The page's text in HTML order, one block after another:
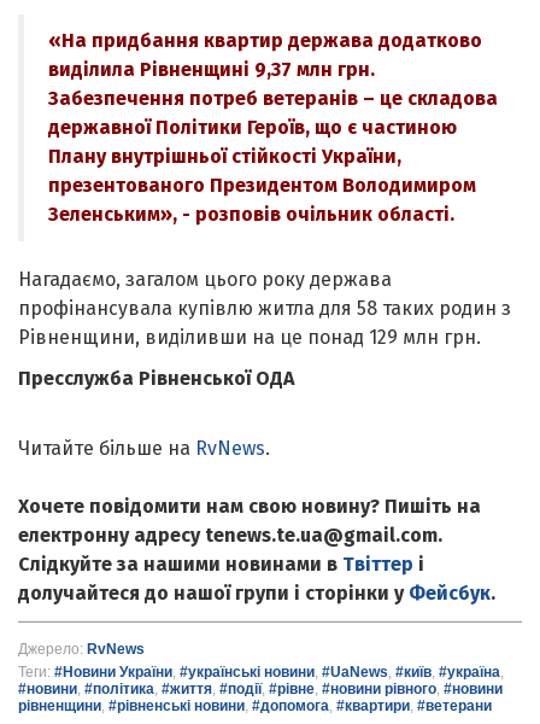
«На придбання квартир держава додатково
виділила Рівненщині 9,37 млн грн.
Забезпечення потреб ветеранів – це складова
державної Політики Героїв, що є частиною
Плану внутрішньої стійкості України,
презентованого Президентом Володимиром
Зеленським», - розповів очільник області.
Нагадаємо, загалом цього року держава
профінансувала купівлю житла для 58 таких родин з
Рівненщини, виділивши на це понад 129 млн грн.
Пресслужба Рівненської ОДА
Читайте більше на RvNews.
Хочете повідомити нам свою новину? Пишіть на
електронну адресу tenews.te.ua@gmail.com.
Слідкуйте за нашими новинами в Твіттер і
долучайтеся до нашої групи і сторінки у Фейсбук.
Джерело: RvNews
Теги: #Новини України, #українські новини, #UaNews, #київ, #україна,
#новини, #політика, #життя, #події, #рівне, #новини рівного, #новини
рівненщини, #рівненські новини, #допомога, #квартири, #ветерани